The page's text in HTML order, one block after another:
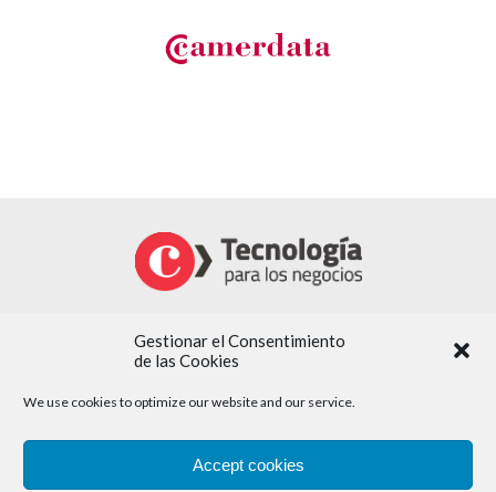
Gestionar el Consentimiento
de las Cookies
We use cookies to optimize our website and our service.
Accept cookies
Soluciones